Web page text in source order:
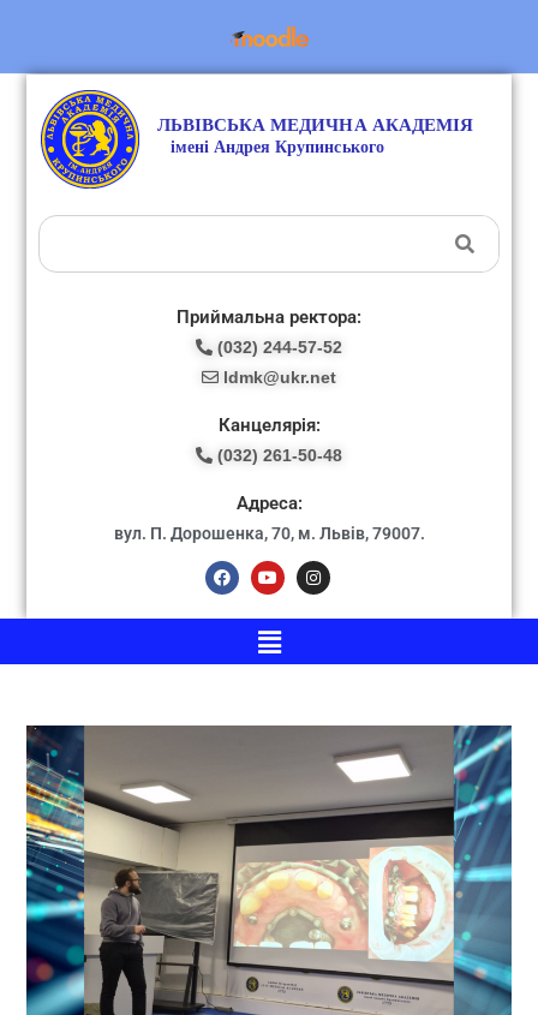
Приймальна ректора:
(032) 244-57-52
ldmk@ukr.net
Канцелярія:
(032) 261-50-48
Адреса:
вул. П. Дорошенка, 70, м. Львів, 79007.